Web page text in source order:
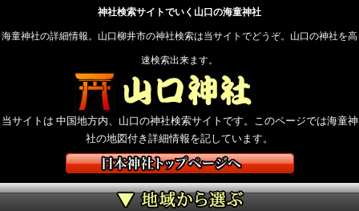
神社検索サイトでいく山口の海童神社
海童神社の詳細情報。山口柳井市の神社検索は当サイトでどうぞ。山口の神社を高
速検索出来ます。
当サイトは 中国地方内、山口の神社検索サイトです。このページでは海童神
社の地図付き詳細情報を記しています。